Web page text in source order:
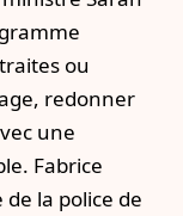
ou
redonner
une
Fabrice
de la police de